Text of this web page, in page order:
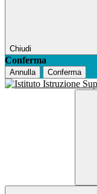
Chiudi
Conferma
Annulla Conferma